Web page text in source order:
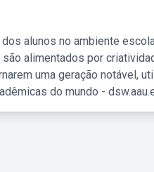
alunos no ambiente
alimentados por
uma geração notável,
do mundo -